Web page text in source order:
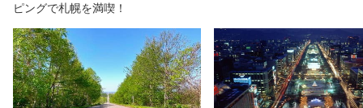
ピングで札幌を満喫！